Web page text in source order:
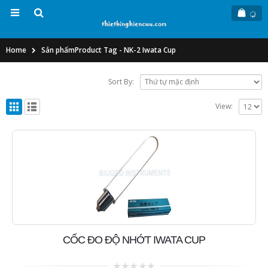
Home Sản phẩmProduct Tag - NK-2 Iwata Cup
Sort By:
View:
CỐC ĐO ĐỘ NHỚT IWATA CUP